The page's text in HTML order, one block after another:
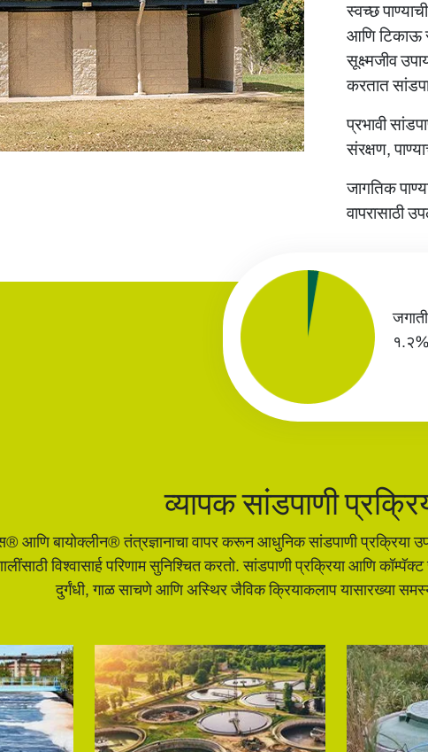
स्वच्छ
आणि टिकाऊ
सूक्ष्मजीव
करतात
प्रभावी
संरक्षण,
जागतिक
वापरासाठी
१.२%
व्यापक सांडपाणी
आणि बायोक्लीन® तंत्रज्ञानाचा वापर करून आधुनिक सांडपाणी प्रक्रिया
विश्वासार्ह परिणाम सुनिश्चित करतो. सांडपाणी प्रक्रिया आणि
दुर्गंधी, गाळ साचणे आणि अस्थिर जैविक क्रियाकलाप यासारख्या